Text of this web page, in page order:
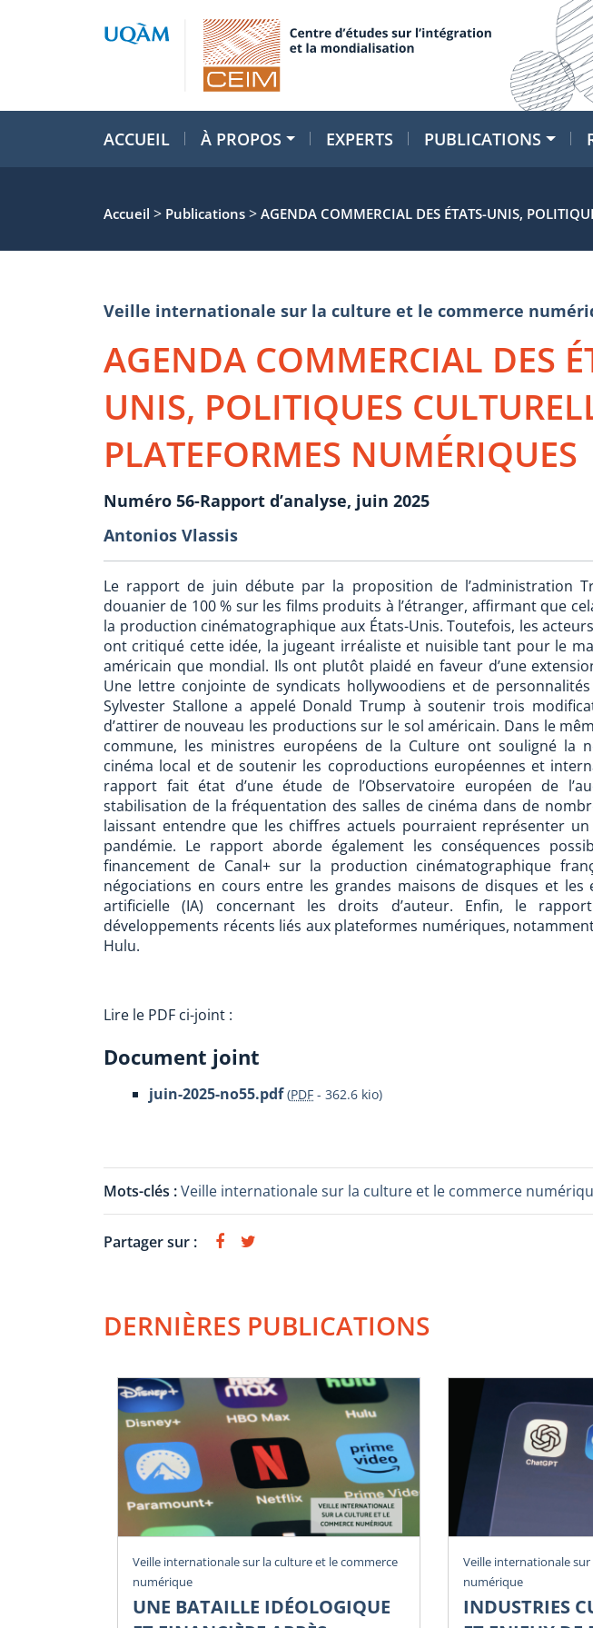
ACCUEIL À PROPOS EXPERTS PUBLICATIONS
Accueil > Publications > AGENDA COMMERCIAL DES ÉTATS-UNIS,
Veille internationale sur la culture et le commerce
AGENDA COMMERCIAL DES
UNIS, POLITIQUES
PLATEFORMES NUMÉRIQUES
Numéro 56-Rapport d’analyse, juin 2025
Antonios Vlassis
Le rapport de juin débute par la proposition de l’administration
douanier de 100 % sur les films produits à l’étranger, affirmant que
la production cinématographique aux États-Unis. Toutefois, les
ont critiqué cette idée, la jugeant irréaliste et nuisible tant pour le
américain que mondial. Ils ont plutôt plaidé en faveur d’une
Une lettre conjointe de syndicats hollywoodiens et de
Sylvester Stallone a appelé Donald Trump à soutenir trois
d’attirer de nouveau les productions sur le sol américain. Dans le
commune, les ministres européens de la Culture ont souligné la
cinéma local et de soutenir les coproductions européennes et
rapport fait état d’une étude de l’Observatoire européen de
stabilisation de la fréquentation des salles de cinéma dans de
laissant entendre que les chiffres actuels pourraient représenter
pandémie. Le rapport aborde également les conséquences
financement de Canal+ sur la production cinématographique
négociations en cours entre les grandes maisons de disques et les
artificielle (IA) concernant les droits d’auteur. Enfin, le
développements récents liés aux plateformes numériques,
Hulu.
Lire le PDF ci-joint :
Document joint
juin-2025-no55.pdf (PDF - 362.6 kio)
Mots-clés :Veille internationale sur la culture et le commerce
Partager sur :
DERNIÈRES PUBLICATIONS
Veille internationale sur la culture et le commerce
numérique
UNE BATAILLE IDÉOLOGIQUE
Veille internationale
numérique
INDUSTRIES